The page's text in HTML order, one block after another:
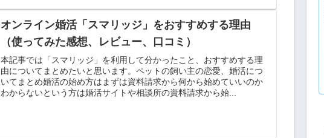
オンライン婚活「スマリッジ」をおすすめする理由
（使ってみた感想、レビュー、口コミ）
本記事では「スマリッジ」を利用して分かったこと、おすすめする理
由についてまとめたいと思います。ペットの飼い主の恋愛、婚活につ
いてまとめ婚活の始め方はまずは資料請求から何から始めていいのか
わからないという方は婚活サイトや相談所の資料請求から始...